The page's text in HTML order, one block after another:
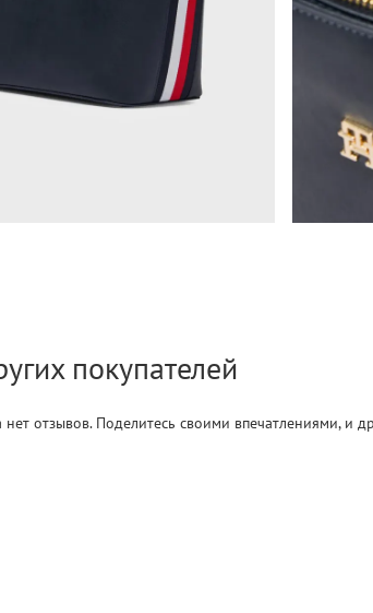
покупателей
нет отзывов. Поделитесь своими впечатлениями, и